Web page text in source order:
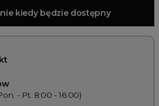
kiedy będzie dostępny
- Pt. 8:00 - 16:00)